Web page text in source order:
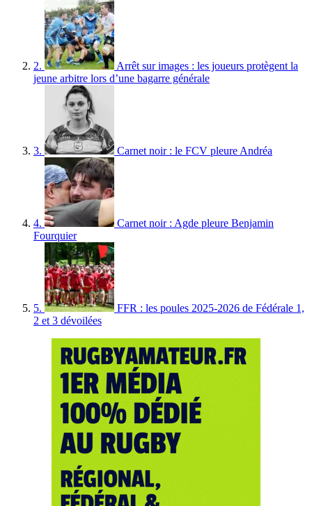
2.
Arrêt sur images : les joueurs protègent la
jeune arbitre lors d’une bagarre générale
3. Carnet noir : le FCV pleure Andréa
4.
Carnet noir : Agde pleure Benjamin
Fourquier
5.
FFR : les poules 2025-2026 de Fédérale 1,
2 et 3 dévoilées